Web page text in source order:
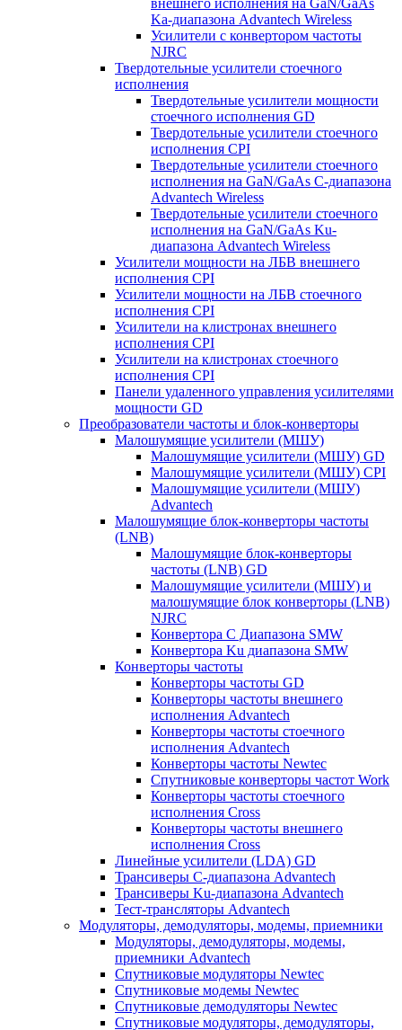
внешнего исполнения на GaN/GaAs
Ka-диапазона Advantech Wireless
Усилители с конвертором чаcтоты
NJRC
Твердотельные усилители стоечного
исполнения
Твердотельные усилители мощности
стоечного исполнения GD
Твердотельные усилители стоечного
исполнения CPI
Твердотельные усилители стоечного
исполнения на GaN/GaAs С-диапазона
Advantech Wireless
Твердотельные усилители стоечного
исполнения на GaN/GaAs Ku-
диапазона Advantech Wireless
Усилители мощности на ЛБВ внешнего
исполнения CPI
Усилители мощности на ЛБВ стоечного
исполнения CPI
Усилители на клистронах внешнего
исполнения CPI
Усилители на клистронах стоечного
исполнения CPI
Панели удаленного управления усилителями
мощности GD
Преобразователи частоты и блок-конверторы
Малошумящие усилители (МШУ)
Малошумящие усилители (МШУ) GD
Малошумящие усилители (МШУ) CPI
Малошумящие усилители (МШУ)
Advantech
Малошумящие блок-конверторы частоты
(LNB)
Малошумящие блок-конверторы
частоты (LNB) GD
Малошумящие усилители (МШУ) и
малошумящие блок конверторы (LNB)
NJRC
Конвертора C Диапазона SMW
Конвертора Ku диапазона SMW
Конверторы частоты
Конверторы частоты GD
Конверторы частоты внешнего
исполнения Advantech
Конверторы частоты стоечного
исполнения Advantech
Конверторы частоты Newtec
Спутниковые конверторы частот Work
Конверторы частоты стоечного
исполнения Cross
Конверторы частоты внешнего
исполнения Cross
Линейные усилители (LDA) GD
Трансиверы С-диапазона Advantech
Трансиверы Ku-диапазона Advantech
Тест-трансляторы Advantech
Модуляторы, демодуляторы, модемы, приемники
Модуляторы, демодуляторы, модемы,
приемники Advantech
Спутниковые модуляторы Newtec
Спутниковые модемы Newtec
Спутниковые демодуляторы Newtec
Спутниковые модуляторы, демодуляторы,